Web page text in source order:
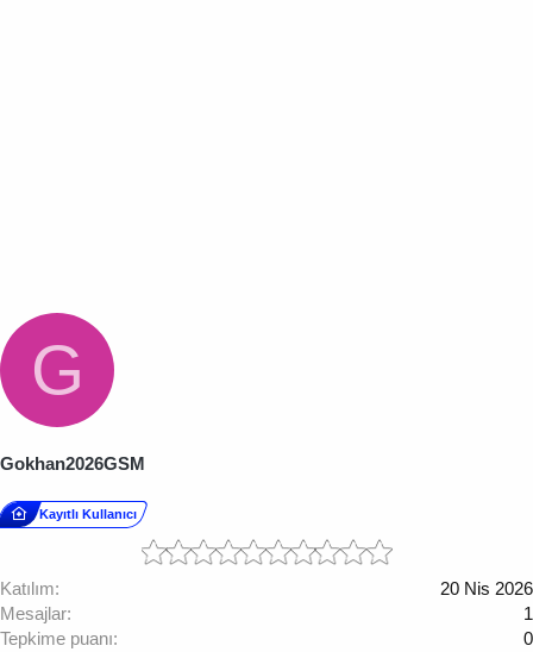
G
Gokhan2026GSM
Kayıtlı Kullanıcı
Katılım
20 Nis 2026
Mesajlar
1
Tepkime puanı
0